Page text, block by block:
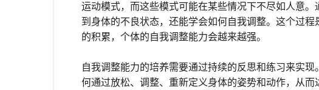
运动模式，而这些模式可能在某些情况下不尽如人意
到身体的不良状态，还能学会如何自我调整。这个过
的积累，个体的自我调整能力会越来越强。
自我调整能力的培养需要通过持续的反思和练习来实
何通过放松、调整、重新定义身体的姿势和动作，从